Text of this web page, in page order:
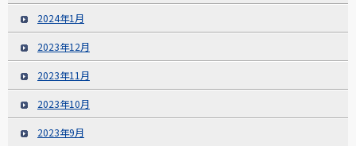
2024年1月
2023年12月
2023年11月
2023年10月
2023年9月